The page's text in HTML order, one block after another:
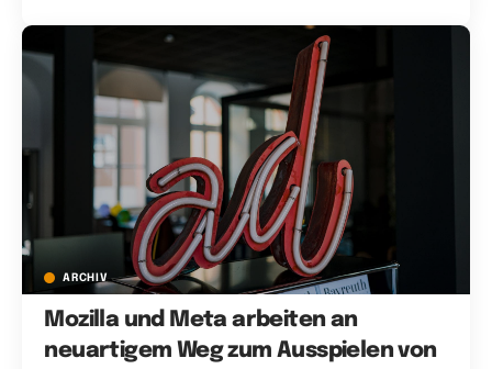
ARCHIV
Mozilla und Meta arbeiten an
neuartigem Weg zum Ausspielen von